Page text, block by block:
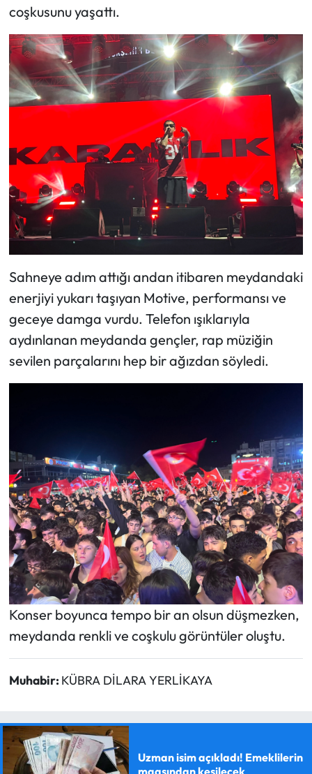
coşkusunu yaşattı.
Sahneye adım attığı andan itibaren meydandaki
enerjiyi yukarı taşıyan Motive, performansı ve
geceye damga vurdu. Telefon ışıklarıyla
aydınlanan meydanda gençler, rap müziğin
sevilen parçalarını hep bir ağızdan söyledi.
Konser boyunca tempo bir an olsun düşmezken,
meydanda renkli ve coşkulu görüntüler oluştu.
Muhabir: KÜBRA DİLARA YERLİKAYA
Uzman isim açıkladı! Emeklilerin
maaşından kesilecek